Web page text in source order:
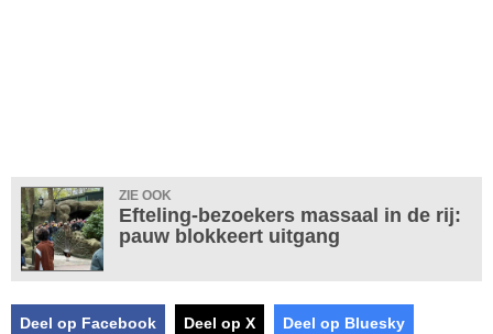
ZIE OOK
Efteling-bezoekers massaal in de rij:
pauw blokkeert uitgang
Deel op Facebook Deel op X Deel op Bluesky